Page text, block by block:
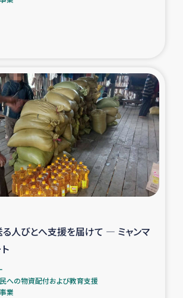
コーヒー生産者支援
マウベシ郡でのコーヒー畑改善事業
ルート大規模爆発被災者支援
女性の生計向上支援
ロフォレストリー（カカオ）事業
人びとへ支援を届けて ― ミャンマ
への物資配付および教育支援
業